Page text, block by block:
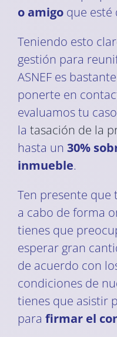
o amigoque esté
Teniendo esto
gestión para
ASNEF es
ponerte en
evaluamos tu
la tasación de la
hasta un 30%
inmueble.
Ten presente que
a cabo de forma
tienes que
esperar gran
de acuerdo con
condiciones de
tienes que asistir
para firmar el